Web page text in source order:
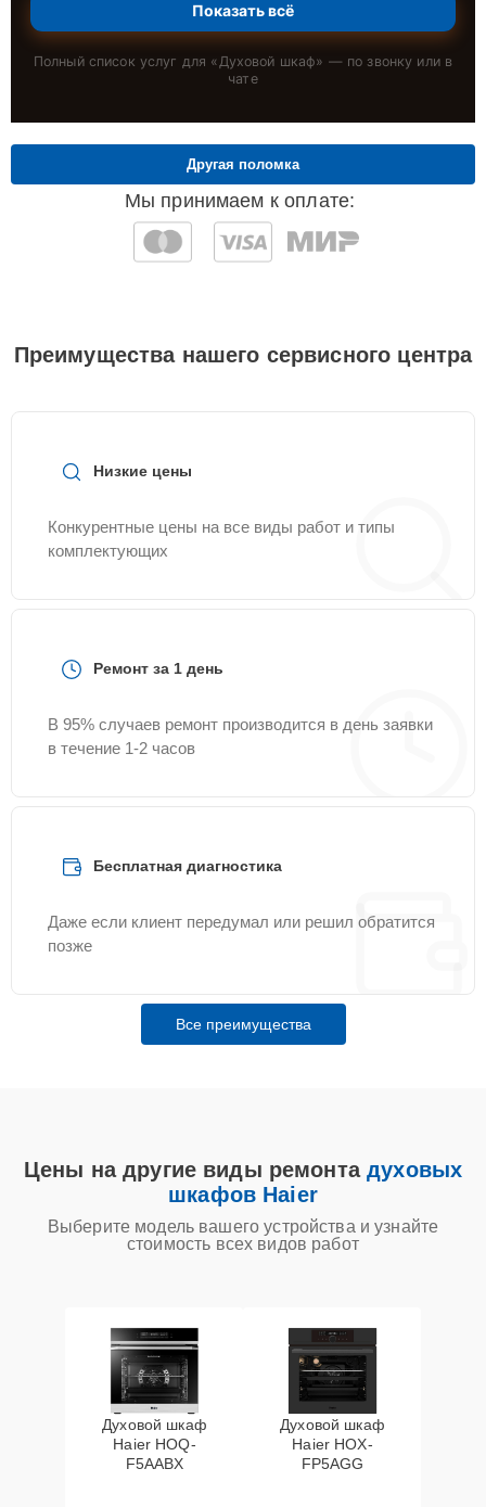
Показать всё
Полный список услуг для «Духовой шкаф» — по звонку или в
чате
Мы принимаем к оплате:
Другая поломка
Преимущества нашего сервисного центра
Низкие цены
Конкурентные цены на все виды работ и типы
комплектующих
Ремонт за 1 день
В 95% случаев ремонт производится в день заявки
в течение 1-2 часов
Бесплатная диагностика
Даже если клиент передумал или решил обратится
позже
Все преимущества
Цены на другие виды ремонтадуховых
шкафов Haier
Выберите модель вашего устройства и узнайте
стоимость всех видов работ
Духовой шкаф
Haier HOQ-
F5AABX
Духовой шкаф
Haier HOX-
FP5AGG